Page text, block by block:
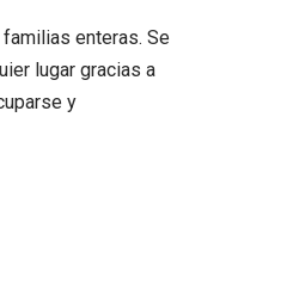
enteras. Se
lugar gracias a
y